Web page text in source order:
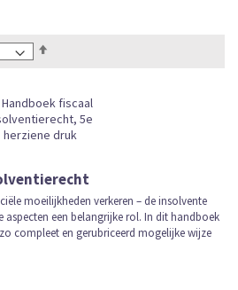
laag
sorteren
moeilijkheden verkeren – de insolvente
aspecten een belangrijke rol. In dit handboek
compleet en gerubriceerd mogelijke wijze